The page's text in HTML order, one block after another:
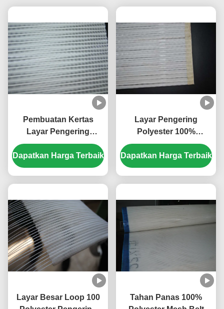
Pembuatan Kertas
Layar Pengering
Polyester / Spiral Wire
Conveyor Belt Mesh
Disesuaikan
Dapatkan Harga Terbaik
Layar Pengering
Polyester 100%
Kekuatan Tinggi Untuk
Conveyor Wire Mesh
Belt
Dapatkan Harga Terbaik
Layar Besar Loop 100
Tahan Panas 100%